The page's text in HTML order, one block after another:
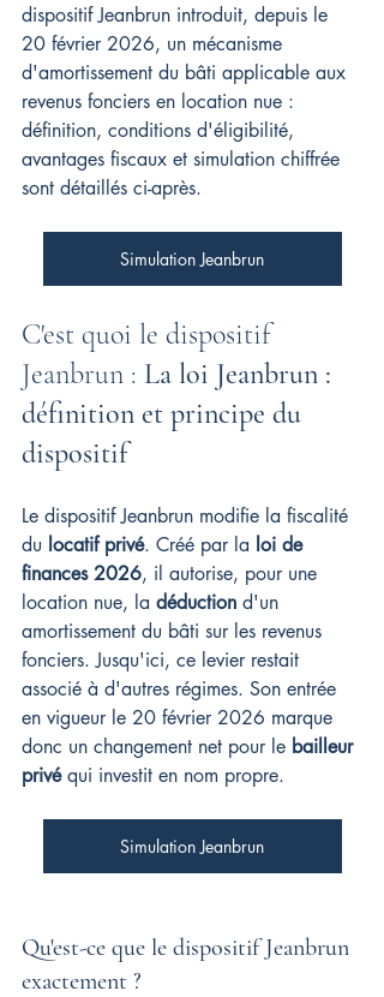
dispositif Jeanbrun introduit, depuis le
20 février 2026, un mécanisme
d'amortissement du bâti applicable aux
revenus fonciers en location nue :
définition, conditions d'éligibilité,
avantages fiscaux et simulation chiffrée
sont détaillés ci-après.
Simulation Jeanbrun
C'est quoi le dispositif
Jeanbrun : La loi Jeanbrun :
définition et principe du
dispositif
Le dispositif Jeanbrun modifie la fiscalité
du locatif privé. Créé par la loi de
finances 2026, il autorise, pour une
location nue, la déduction d'un
amortissement du bâti sur les revenus
fonciers. Jusqu'ici, ce levier restait
associé à d'autres régimes. Son entrée
en vigueur le 20 février 2026 marque
donc un changement net pour le bailleur
privé qui investit en nom propre.
Simulation Jeanbrun
Qu'est-ce que le dispositif Jeanbrun
exactement ?